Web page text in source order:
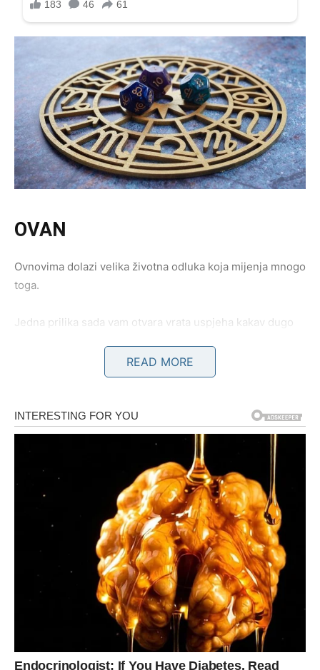
OVAN
Ovnovima dolazi velika životna odluka koja mijenja mnogo
toga.
Jedna prilika sada vam otvara vrata uspjeha kakav dugo
Sudbina vas vodi prema mnogo
većim stvarima
Pred vama su veoma važni trenuci.
BIK
Bikovima dolazi emotivni mir i osjećaj sigurnosti.
Jedna osoba sada ulazi mnogo dublje u vaš život nego
Ljubav vam mijenja pogled na
budućnost
READ MORE